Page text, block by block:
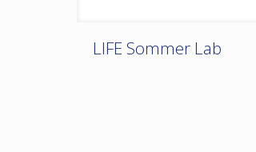
LIFE Sommer Lab